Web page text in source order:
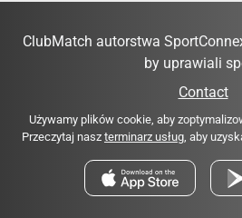
ClubMatch autorstwa
by uprawiali
Contact
Używamy plików cookie, aby
Przeczytaj nasz terminarz usług, aby